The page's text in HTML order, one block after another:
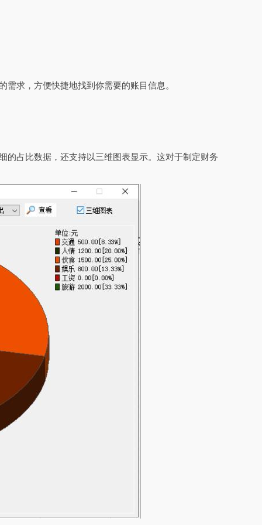
求，方便快捷地找到你需要的账目信息。
的占比数据，还支持以三维图表显示。这对于制定财务